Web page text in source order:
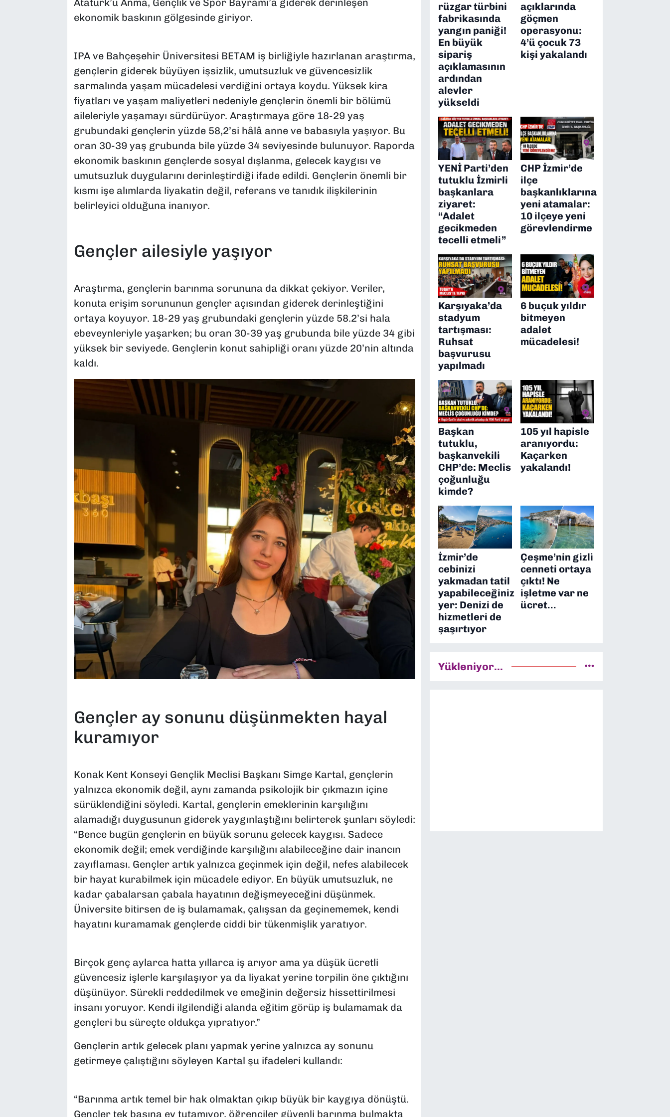
Atatürk’ü Anma, Gençlik ve Spor Bayramı’a giderek derinleşen
ekonomik baskının gölgesinde giriyor.
IPA ve Bahçeşehir Üniversitesi BETAM iş birliğiyle hazırlanan araştırma,
gençlerin giderek büyüyen işsizlik, umutsuzluk ve güvencesizlik
sarmalında yaşam mücadelesi verdiğini ortaya koydu. Yüksek kira
fiyatları ve yaşam maliyetleri nedeniyle gençlerin önemli bir bölümü
aileleriyle yaşamayı sürdürüyor. Araştırmaya göre 18-29 yaş
grubundaki gençlerin yüzde 58,2’si hâlâ anne ve babasıyla yaşıyor. Bu
oran 30-39 yaş grubunda bile yüzde 34 seviyesinde bulunuyor. Raporda
ekonomik baskının gençlerde sosyal dışlanma, gelecek kaygısı ve
umutsuzluk duygularını derinleştirdiği ifade edildi. Gençlerin önemli bir
kısmı işe alımlarda liyakatin değil, referans ve tanıdık ilişkilerinin
belirleyici olduğuna inanıyor.
Gençler ailesiyle yaşıyor
Araştırma, gençlerin barınma sorununa da dikkat çekiyor. Veriler,
konuta erişim sorununun gençler açısından giderek derinleştiğini
ortaya koyuyor. 18-29 yaş grubundaki gençlerin yüzde 58.2’si hala
ebeveynleriyle yaşarken; bu oran 30-39 yaş grubunda bile yüzde 34 gibi
yüksek bir seviyede. Gençlerin konut sahipliği oranı yüzde 20’nin altında
kaldı.
Gençler ay sonunu düşünmekten hayal
kuramıyor
Konak Kent Konseyi Gençlik Meclisi Başkanı Simge Kartal, gençlerin
yalnızca ekonomik değil, aynı zamanda psikolojik bir çıkmazın içine
sürüklendiğini söyledi. Kartal, gençlerin emeklerinin karşılığını
alamadığı duygusunun giderek yaygınlaştığını belirterek şunları söyledi:
“Bence bugün gençlerin en büyük sorunu gelecek kaygısı. Sadece
ekonomik değil; emek verdiğinde karşılığını alabileceğine dair inancın
zayıflaması. Gençler artık yalnızca geçinmek için değil, nefes alabilecek
bir hayat kurabilmek için mücadele ediyor. En büyük umutsuzluk, ne
kadar çabalarsan çabala hayatının değişmeyeceğini düşünmek.
Üniversite bitirsen de iş bulamamak, çalışsan da geçinememek, kendi
hayatını kuramamak gençlerde ciddi bir tükenmişlik yaratıyor.
Birçok genç aylarca hatta yıllarca iş arıyor ama ya düşük ücretli
güvencesiz işlerle karşılaşıyor ya da liyakat yerine torpilin öne çıktığını
düşünüyor. Sürekli reddedilmek ve emeğinin değersiz hissettirilmesi
insanı yoruyor. Kendi ilgilendiği alanda eğitim görüp iş bulamamak da
gençleri bu süreçte oldukça yıpratıyor.”
Gençlerin artık gelecek planı yapmak yerine yalnızca ay sonunu
getirmeye çalıştığını söyleyen Kartal şu ifadeleri kullandı:
“Barınma artık temel bir hak olmaktan çıkıp büyük bir kaygıya dönüştü.
Gençler tek başına ev tutamıyor, öğrenciler güvenli barınma bulmakta
rüzgar türbini
fabrikasında
yangın paniği!
En büyük
sipariş
açıklamasının
ardından
alevler
yükseldi
açıklarında
göçmen
operasyonu:
4’ü çocuk 73
kişi yakalandı
YENİ Parti’den
tutuklu İzmirli
başkanlara
ziyaret:
“Adalet
gecikmeden
tecelli etmeli”
CHP İzmir’de
ilçe
başkanlıklarına
yeni atamalar:
10 ilçeye yeni
görevlendirme
Karşıyaka’da
stadyum
tartışması:
Ruhsat
başvurusu
yapılmadı
6 buçuk yıldır
bitmeyen
adalet
mücadelesi!
Başkan
tutuklu,
başkanvekili
CHP’de: Meclis
çoğunluğu
kimde?
105 yıl hapisle
aranıyordu:
Kaçarken
yakalandı!
İzmir’de
cebinizi
yakmadan tatil
yapabileceğiniz
yer: Denizi de
hizmetleri de
şaşırtıyor
Çeşme’nin gizli
cenneti ortaya
çıktı! Ne
işletme var ne
ücret…
Yükleniyor...